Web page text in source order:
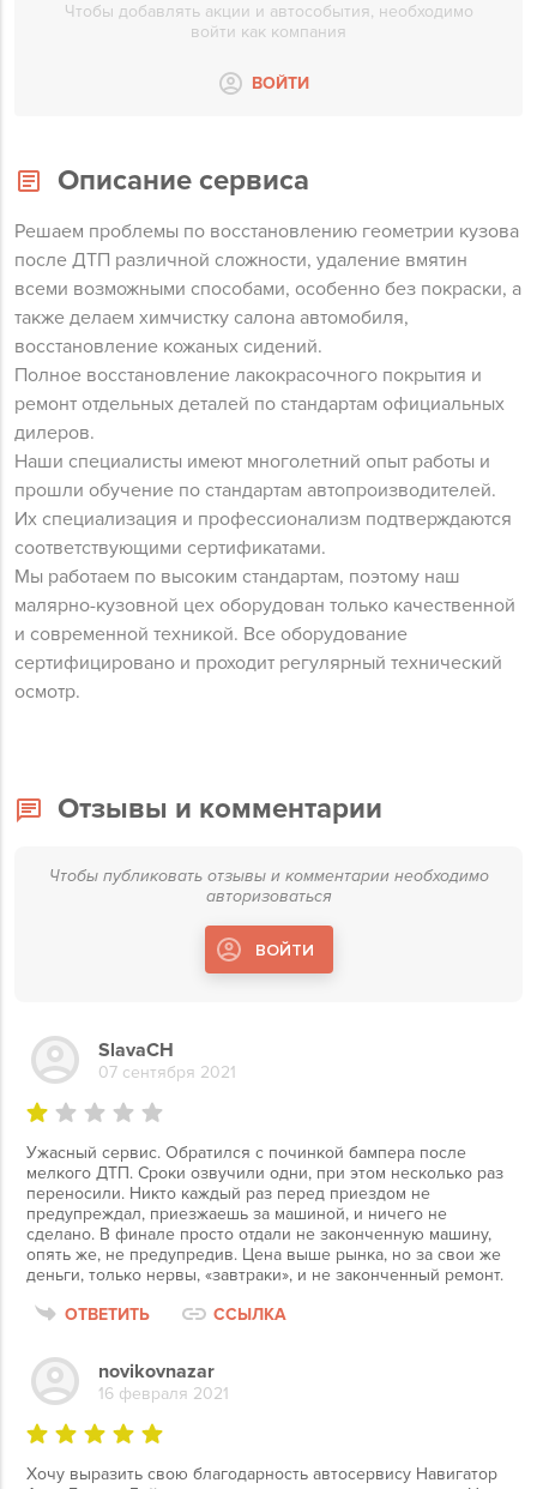
Чтобы добавлять акции и автособытия, необходимо
войти как компания
ВОЙТИ
Описание сервиса
Решаем проблемы по восстановлению геометрии кузова
после ДТП различной сложности, удаление вмятин
всеми возможными способами, особенно без покраски, а
также делаем химчистку салона автомобиля,
восстановление кожаных сидений.
Полное восстановление лакокрасочного покрытия и
ремонт отдельных деталей по стандартам официальных
дилеров.
Наши специалисты имеют многолетний опыт работы и
прошли обучение по стандартам автопроизводителей.
Их специализация и профессионализм подтверждаются
соответствующими сертификатами.
Мы работаем по высоким стандартам, поэтому наш
малярно-кузовной цех оборудован только качественной
и современной техникой. Все оборудование
сертифицировано и проходит регулярный технический
осмотр.
Отзывы и комментарии
Чтобы публиковать отзывы и комментарии необходимо
авторизоваться
ВОЙТИ
SlavaCH
07 сентября 2021
Ужасный сервис. Обратился с починкой бампера после
мелкого ДТП. Сроки озвучили одни, при этом несколько раз
переносили. Никто каждый раз перед приездом не
предупреждал, приезжаешь за машиной, и ничего не
сделано. В финале просто отдали не законченную машину,
опять же, не предупредив. Цена выше рынка, но за свои же
деньги, только нервы, «завтраки», и не законченный ремонт.
ОТВЕТИТЬ
ССЫЛКА
novikovnazar
16 февраля 2021
Хочу выразить свою благодарность автосервису Навигатор